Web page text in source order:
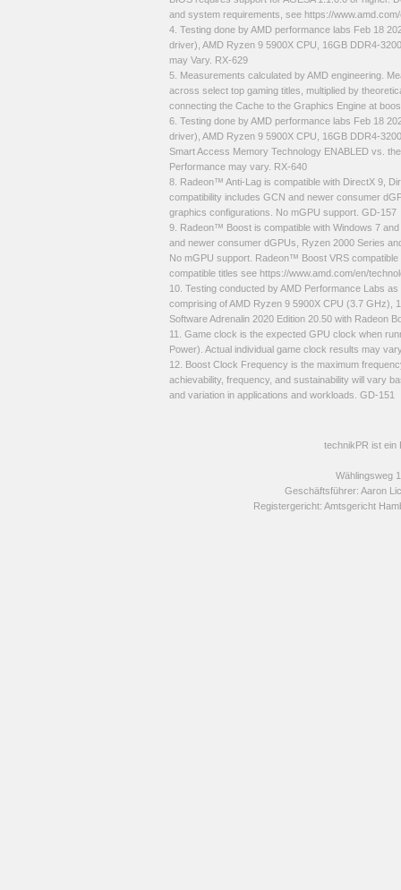
and system requirements, see https://
4. Testing done by AMD performance labs Feb 18
driver), AMD Ryzen 9 5900X CPU, 16GB DDR4-
may Vary. RX-629
5. Measurements calculated by AMD engineering.
across select top gaming titles, multiplied by
connecting the Cache to the Graphics Engine at
6. Testing done by AMD performance labs Feb 18
driver), AMD Ryzen 9 5900X CPU, 16GB DDR4-
Smart Access Memory Technology ENABLED vs.
Performance may vary. RX-640
8. Radeon™ Anti-Lag is compatible with DirectX 9,
compatibility includes GCN and newer consumer
graphics configurations. No mGPU support. GD-157
9. Radeon™ Boost is compatible with Windows 7
and newer consumer dGPUs, Ryzen 2000 Series
No mGPU support. Radeon™ Boost VRS
compatible titles see https://www.amd.com/en/
10. Testing conducted by AMD Performance Labs
comprising of AMD Ryzen 9 5900X CPU (3.7 GHz),
Software Adrenalin 2020 Edition 20.50 with Radeon
11. Game clock is the expected GPU clock when
Power). Actual individual game clock results may
12. Boost Clock Frequency is the maximum
achievability, frequency, and sustainability will vary
and variation in applications and workloads. GD-151
technikPR ist ein
Wählingsweg
Geschäftsführer: Aaron
Registergericht: Amtsgericht